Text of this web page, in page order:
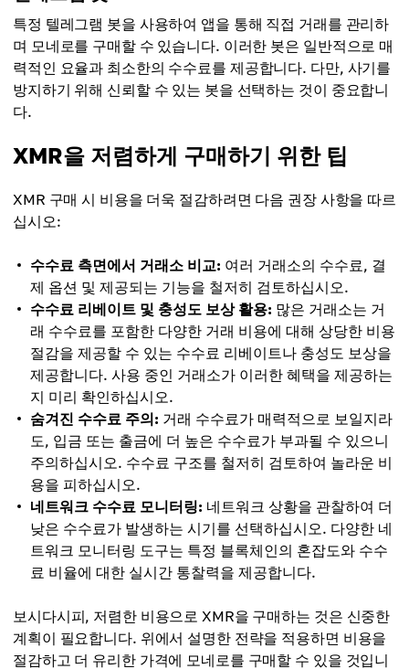
특정 텔레그램 봇을 사용하여 앱을 통해 직접 거래를 관리하
며 모네로를 구매할 수 있습니다. 이러한 봇은 일반적으로 매
력적인 요율과 최소한의 수수료를 제공합니다. 다만, 사기를
방지하기 위해 신뢰할 수 있는 봇을 선택하는 것이 중요합니
다.
XMR을 저렴하게 구매하기 위한 팁
XMR 구매 시 비용을 더욱 절감하려면 다음 권장 사항을 따르
십시오:
수수료 측면에서 거래소 비교: 여러 거래소의 수수료, 결
제 옵션 및 제공되는 기능을 철저히 검토하십시오.
수수료 리베이트 및 충성도 보상 활용: 많은 거래소는 거
래 수수료를 포함한 다양한 거래 비용에 대해 상당한 비용
절감을 제공할 수 있는 수수료 리베이트나 충성도 보상을
제공합니다. 사용 중인 거래소가 이러한 혜택을 제공하는
지 미리 확인하십시오.
숨겨진 수수료 주의: 거래 수수료가 매력적으로 보일지라
도, 입금 또는 출금에 더 높은 수수료가 부과될 수 있으니
주의하십시오. 수수료 구조를 철저히 검토하여 놀라운 비
용을 피하십시오.
네트워크 수수료 모니터링: 네트워크 상황을 관찰하여 더
낮은 수수료가 발생하는 시기를 선택하십시오. 다양한 네
트워크 모니터링 도구는 특정 블록체인의 혼잡도와 수수
료 비율에 대한 실시간 통찰력을 제공합니다.
보시다시피, 저렴한 비용으로 XMR을 구매하는 것은 신중한
계획이 필요합니다. 위에서 설명한 전략을 적용하면 비용을
절감하고 더 유리한 가격에 모네로를 구매할 수 있을 것입니